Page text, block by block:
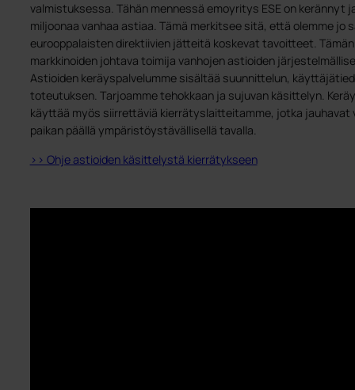
valmistuksessa. Tähän mennessä emoyritys ESE on kerännyt
miljoonaa vanhaa astiaa. Tämä merkitsee sitä, että olemme jo
eurooppalaisten direktiivien jätteitä koskevat tavoitteet.
markkinoiden johtava toimija vanhojen astioiden
Astioiden keräyspalvelumme sisältää suunnittelun,
toteutuksen. Tarjoamme tehokkaan ja sujuvan käsittelyn.
käyttää myös siirrettäviä kierrätyslaitteitamme, jotka jauhavat
paikan päällä ympäristöystävällisellä tavalla.
>> Ohje astioiden käsittelystä kierrätykseen